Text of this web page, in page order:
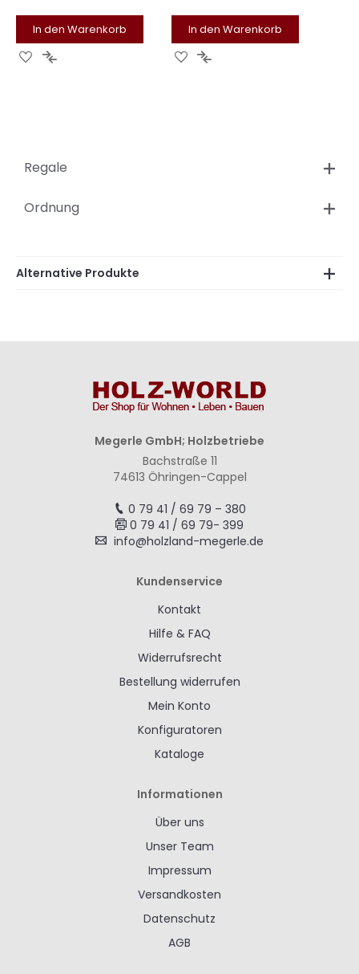
In den Warenkorb
Zur Zur
In den Warenkorb
Zur Zur
Regale
Ordnung
Alternative Produkte
Megerle GmbH; Holzbetriebe
Bachstraße 11
74613 Öhringen-Cappel
0 79 41 / 69 79 – 380
0 79 41 / 69 79- 399
info@holzland-megerle.de
Kundenservice
Kontakt
Hilfe & FAQ
Widerrufsrecht
Bestellung widerrufen
Mein Konto
Konfiguratoren
Kataloge
Informationen
Über uns
Unser Team
Impressum
Versandkosten
Datenschutz
AGB